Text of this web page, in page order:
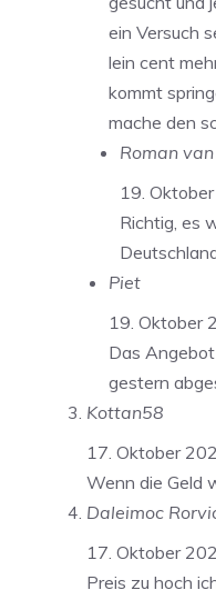
ein Versuch
lein cent
kommt
mache den
Roman
19.
Richtig, es
Piet
19. Oktober
Das
gestern
Kottan58
17. Oktober
Wenn die Geld
Daleimoc
17. Oktober
Preis zu hoch